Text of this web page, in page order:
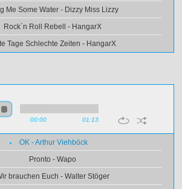
Me Some Water - Dizzy Miss Lizzy
Rock´n Roll Rebell - HangarX
Tage Schlechte Zeiten - HangarX
00:00 01:13
OK - Arthur Viehböck
Pronto - Wapo
brauchen Euch - Walter Stöger